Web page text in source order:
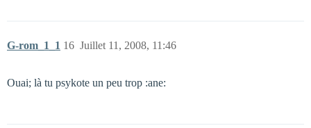
G-rom_1_1 Juillet 11, 2008, 11:46
16
Ouai; là tu psykote un peu trop :ane: